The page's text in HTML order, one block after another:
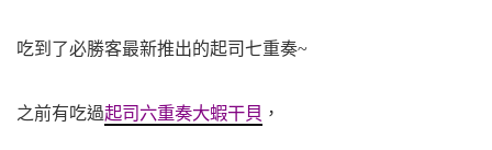
吃到了必勝客最新推出的起司七重奏~
之前有吃過起司六重奏大蝦干貝 ，